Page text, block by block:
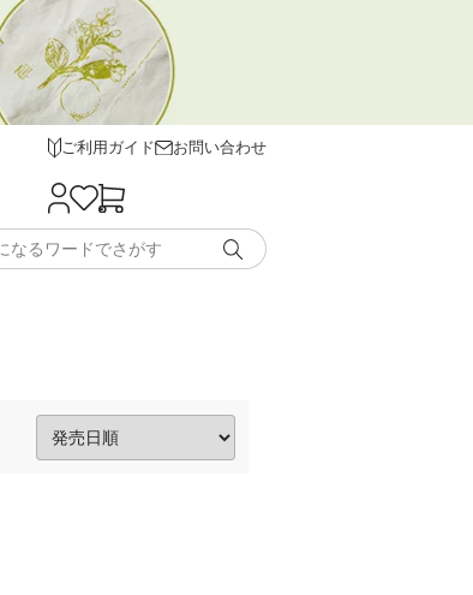
ご利用ガイド お問い合わせ